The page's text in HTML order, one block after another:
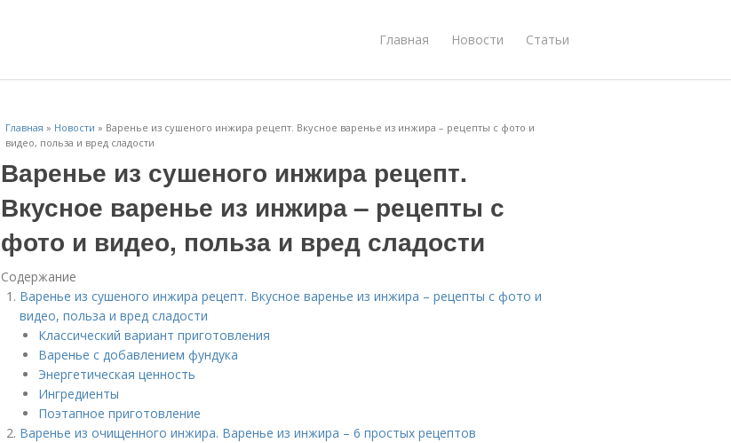
Главная Новости Статьи
Главная » Новости » Варенье из сушеного инжира рецепт. Вкусное варенье из инжира – рецепты с фото и
видео, польза и вред сладости
Варенье из сушеного инжира рецепт.
Вкусное варенье из инжира – рецепты с
фото и видео, польза и вред сладости
Содержание
Варенье из сушеного инжира рецепт. Вкусное варенье из инжира – рецепты с фото и
видео, польза и вред сладости
Классический вариант приготовления
Варенье с добавлением фундука
Энергетическая ценность
Ингредиенты
Поэтапное приготовление
Варенье из очищенного инжира. Варенье из инжира – 6 простых рецептов